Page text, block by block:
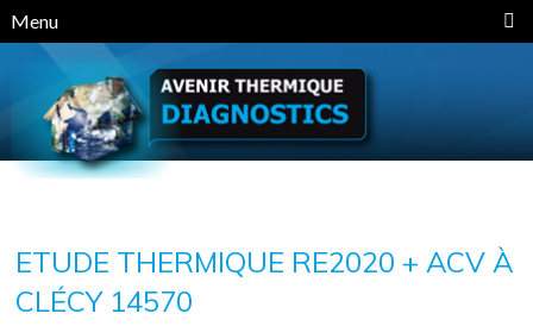
Menu
ETUDE THERMIQUE RE2020 + ACV À
CLÉCY 14570
Panneau de gestion des cookies